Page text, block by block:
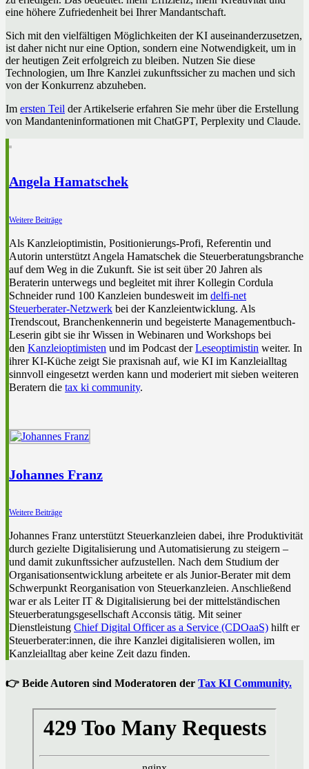
eine höhere Zufriedenheit bei Ihrer Mandantschaft.
Sich mit den vielfältigen Möglichkeiten der KI auseinanderzusetzen,
ist daher nicht nur eine Option, sondern eine Notwendigkeit, um in
der heutigen Zeit erfolgreich zu bleiben. Nutzen Sie diese
Technologien, um Ihre Kanzlei zukunftssicher zu machen und sich
von der Konkurrenz abzuheben.
Im ersten Teil der Artikelserie erfahren Sie mehr über die Erstellung
von Mandanteninformationen mit ChatGPT, Perplexity und Claude.
Angela Hamatschek
Weitere Beiträge
Als Kanzleioptimistin, Positionierungs-Profi, Referentin und
Autorin unterstützt Angela Hamatschek die Steuerberatungsbranche
auf dem Weg in die Zukunft. Sie ist seit über 20 Jahren als
Beraterin unterwegs und begleitet mit ihrer Kollegin Cordula
Schneider rund 100 Kanzleien bundesweit im delfi-net
Steuerberater-Netzwerk bei der Kanzleientwicklung. Als
Trendscout, Branchenkennerin und begeisterte Managementbuch-
Leserin gibt sie ihr Wissen in Webinaren und Workshops bei
den Kanzleioptimisten und im Podcast derLeseoptimistin weiter. In
ihrer KI-Küche zeigt Sie praxisnah auf, wie KI im Kanzleialltag
sinnvoll eingesetzt werden kann und moderiert mit sieben weiteren
Beratern die tax ki community.
Johannes Franz
Weitere Beiträge
Johannes Franz unterstützt Steuerkanzleien dabei, ihre Produktivität
durch gezielte Digitalisierung und Automatisierung zu steigern –
und damit zukunftssicher aufzustellen. Nach dem Studium der
Organisationsentwicklung arbeitete er als Junior-Berater mit dem
Schwerpunkt Reorganisation von Steuerkanzleien. Anschließend
war er als Leiter IT & Digitalisierung bei der mittelständischen
Steuerberatungsgesellschaft Acconsis tätig. Mit seiner
Dienstleistung Chief Digital Officer as a Service (CDOaaS) hilft er
Steuerberater:innen, die ihre Kanzlei digitalisieren wollen, im
Kanzleialltag aber keine Zeit dazu finden.
👉 Beide Autoren sind Moderatoren der Tax KI Community.